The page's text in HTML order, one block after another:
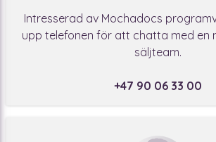
Intresserad av Mochadocs
upp telefonen för att chatta med en
säljteam.
+47 90 06 33 00